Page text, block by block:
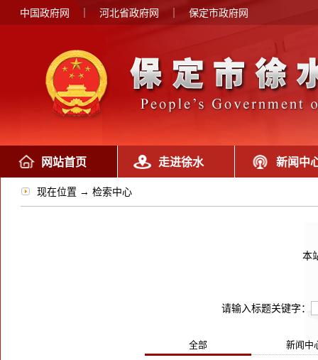
中国政府网 河北省政府网 保定市政府网
网站首页 走进徐水 新闻中
现在位置 → 检索中心
本
请输入标题关键字：
全部 新闻中